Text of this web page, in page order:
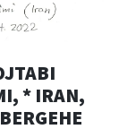
* IRAN,